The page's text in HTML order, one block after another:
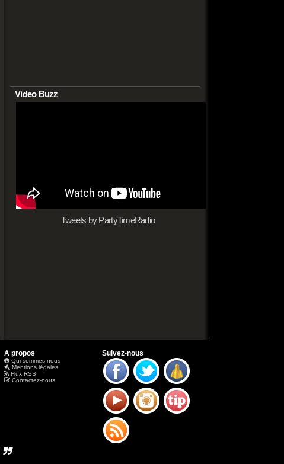
Video Buzz
Tweets by PartyTimeRadio
A propos
Qui sommes-nous
Mentions légales
Flux RSS
Contactez-nous
Suivez-nous